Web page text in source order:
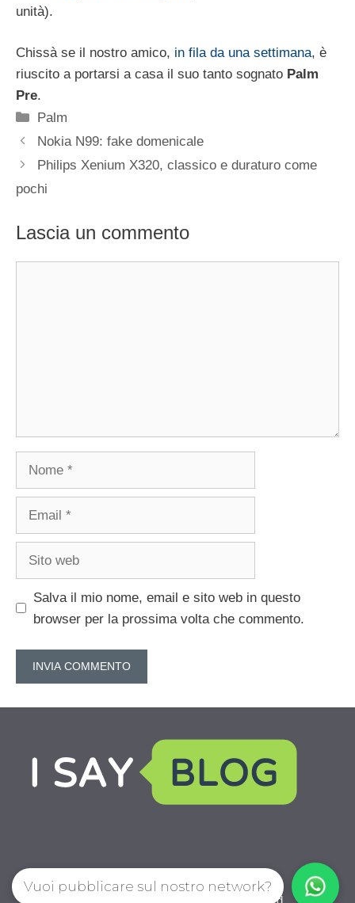
unità).
Chissà se il nostro amico, in fila da una settimana, è
riuscito a portarsi a casa il suo tanto sognato Palm
Pre.
Categorie
Palm
Nokia N99: fake domenicale
Philips Xenium X320, classico e duraturo come
pochi
Lascia un commento
Nome
Email
Sito
Salva il mio nome, email e sito web in questo
browser per la prossima volta che commento.
Vuoi pubblicare sul nostro network?